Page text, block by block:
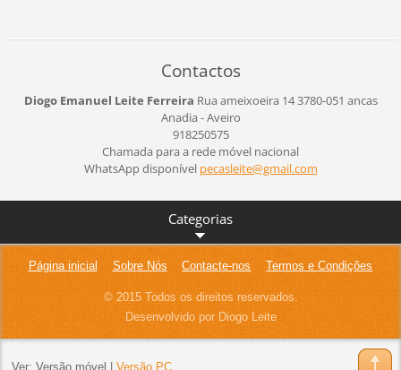
Contactos
Diogo Emanuel Leite Ferreira Rua ameixoeira 143780-051 ancas
Anadia - Aveiro
918250575
Chamada para a rede móvel nacional
WhatsApp disponível pecasleite@gmail.com
Categorias
Página inicial Sobre Nós Contacte-nos Termos e Condições
© 2015 Todos os direitos reservados.
Desenvolvido por Diogo Leite
Ver: Versão móvel | Versão PC